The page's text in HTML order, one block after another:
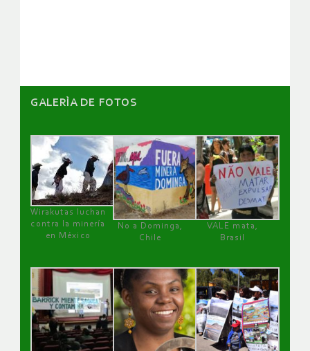
GALERÌA DE FOTOS
Wirakutas luchan
contra la minería
en México
No a Dominga,
Chile
VALE mata,
Brasil